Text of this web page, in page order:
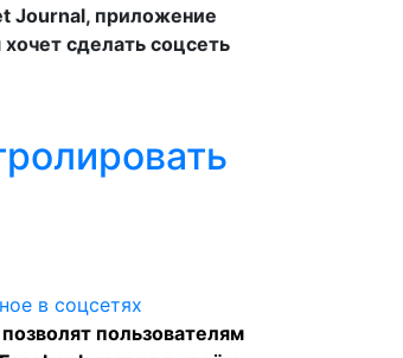
Journal, приложение
сделать соцсеть
пользователям